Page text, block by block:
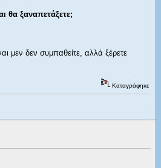
θα ξαναπετάξετε;
μεν δεν συμπαθείτε, αλλά ξέρετε
Καταγράφηκε